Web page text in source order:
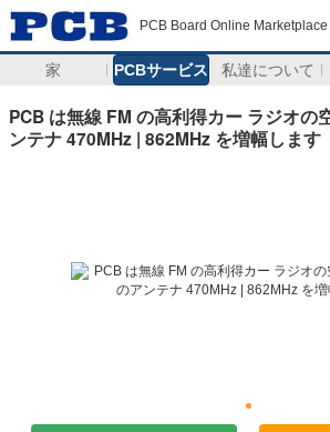
PCB Board Online Marketplace
家 PCBサービス 私達について
PCB は無線 FM の高利得カー ラジオの
ンテナ 470MHz | 862MHz を増幅します